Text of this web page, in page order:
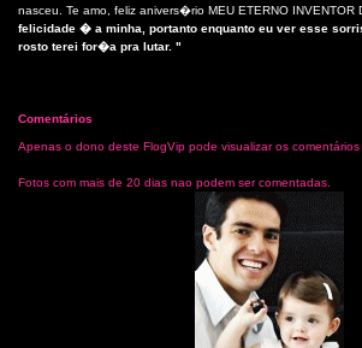
nasceu. Te amo, feliz anivers�rio MEU ETERNO INVENTOR
felicidade � a minha, portanto enquanto eu ver esse
rosto terei for�a pra lutar. "
Comentários
Apenas o dono deste FlogVip pode visualizar os
Fotos com mais de 20 dias nao podem ser comentadas.